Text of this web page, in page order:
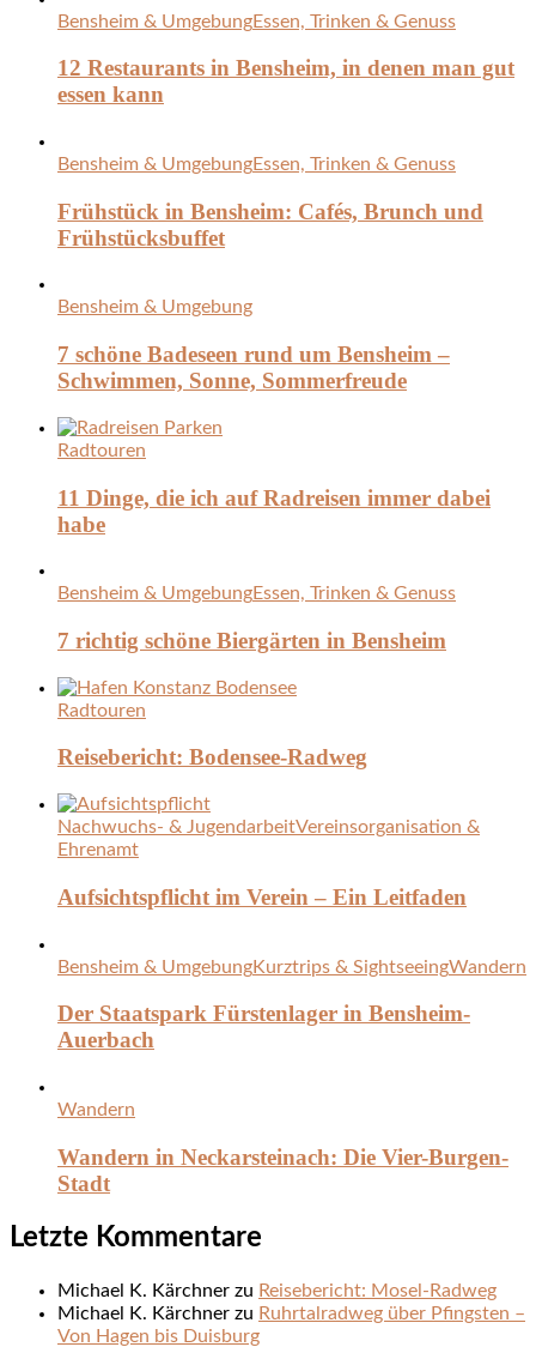
Bensheim & UmgebungEssen, Trinken & Genuss
12 Restaurants in Bensheim, in denen man gut
essen kann
Bensheim & UmgebungEssen, Trinken & Genuss
Frühstück in Bensheim: Cafés, Brunch und
Frühstücksbuffet
Bensheim & Umgebung
7 schöne Badeseen rund um Bensheim –
Schwimmen, Sonne, Sommerfreude
Radtouren
11 Dinge, die ich auf Radreisen immer dabei
habe
Bensheim & UmgebungEssen, Trinken & Genuss
7 richtig schöne Biergärten in Bensheim
Radtouren
Reisebericht: Bodensee-Radweg
Nachwuchs- & JugendarbeitVereinsorganisation &
Ehrenamt
Aufsichtspflicht im Verein – Ein Leitfaden
Bensheim & UmgebungKurztrips & SightseeingWandern
Der Staatspark Fürstenlager in Bensheim-
Auerbach
Wandern
Wandern in Neckarsteinach: Die Vier-Burgen-
Stadt
Letzte Kommentare
Michael K. Kärchner zu Reisebericht: Mosel-Radweg
Michael K. Kärchner zu Ruhrtalradweg über Pfingsten –
Von Hagen bis Duisburg